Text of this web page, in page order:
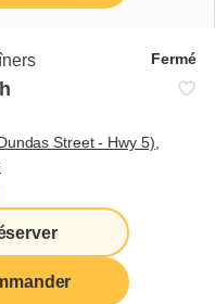
Fermé
Street - Hwy 5),